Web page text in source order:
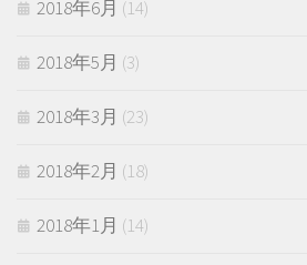
2018年6月 (14)
2018年5月 (3)
2018年3月 (23)
2018年2月 (18)
2018年1月 (14)